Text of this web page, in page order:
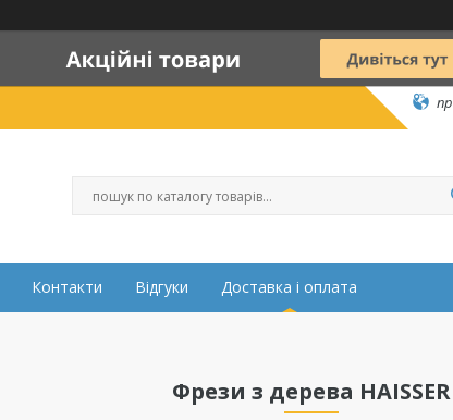
Контакти Відгуки Доставка і оплата
Фрези з дерева HAISSER